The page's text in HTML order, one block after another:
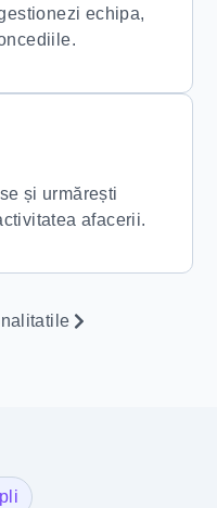
echipa,
și urmărești
afacerii.